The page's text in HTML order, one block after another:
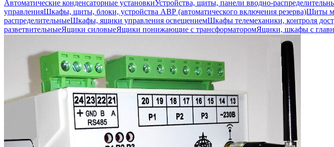
Автоматические конденсаторные установкиУстройства, щиты, панели вводно-
управленияШкафы, щиты, блоки, устройства АВР (автоматического включения резерва)Щиты
распределительныеШкафы, ящики управления освещениемШкафы телемеханики, контроля
разветвительныеЯщики силовыеЯщики понижающие с трансформаторомЯщики, шкафы с